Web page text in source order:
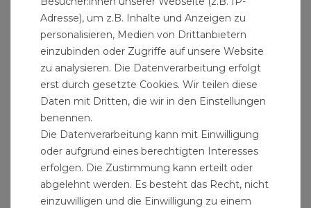
Temperaturbereich: 5÷100°C
Arbeitsmedien: Wasser
Hersteller: Caleffi
Herstellernummer: 531460
Lieferumfang: Membran Sicherheitsventil 1/2 x 3/4
Zoll 6 bar Überdruckventil
" >Heizung und eine
Adresse), um z.B. Inhalte und Anzeigen zu
personalisieren, Medien von Drittanbietern
einzubinden oder Zugriffe auf unsere Website
zu analysieren. Die Datenverarbeitung erfolgt
erst durch gesetzte Cookies. Wir teilen diese
Daten mit Dritten, die wir in den Einstellungen
benennen.
Die Datenverarbeitung kann mit Einwilligung
oder aufgrund eines berechtigten Interesses
erfolgen. Die Zustimmung kann erteilt oder
abgelehnt werden. Es besteht das Recht, nicht
einzuwilligen und die Einwilligung zu einem